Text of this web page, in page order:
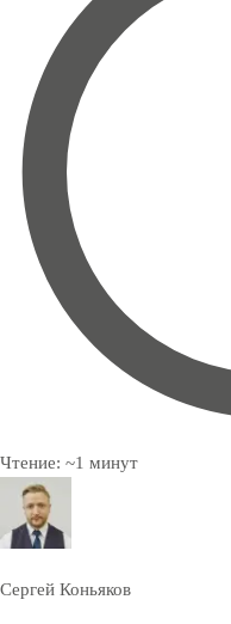
Чтение: ~1 минут
Сергей Коньяков